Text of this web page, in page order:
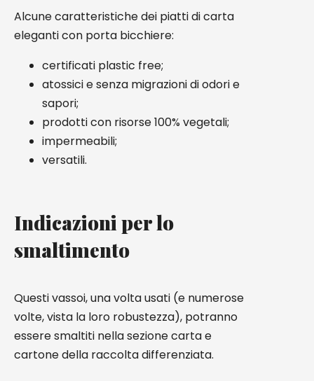
Alcune caratteristiche dei piatti di carta
eleganti con porta bicchiere:
certificati plastic free;
atossici e senza migrazioni di odori e
sapori;
prodotti con risorse 100% vegetali;
impermeabili;
versatili.
Indicazioni per lo
smaltimento
Questi vassoi, una volta usati (e numerose
volte, vista la loro robustezza), potranno
essere smaltiti nella sezione carta e
cartone della raccolta differenziata.